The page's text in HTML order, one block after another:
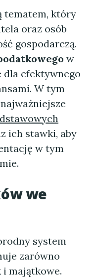
tematem, który
oraz osób
gospodarczą.
w
efektywnego
W tym
ich stawki, aby
w tym
we
system
zarówno
majątkowe.